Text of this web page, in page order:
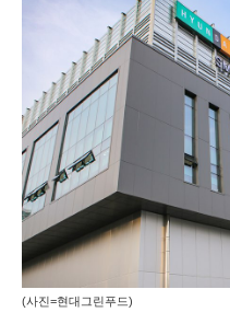
(사진=현대그린푸드)